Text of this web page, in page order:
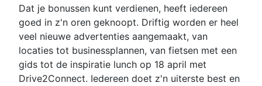
Dat je bonussen kunt verdienen, heeft iedereen
goed in z'n oren geknoopt. Driftig worden er heel
veel nieuwe advertenties aangemaakt, van
locaties tot businessplannen, van fietsen met een
gids tot de inspiratie lunch op 18 april met
Drive2Connect. Iedereen doet z'n uiterste best en